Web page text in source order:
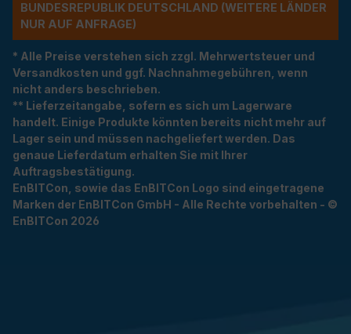
NDESREPUBLIK DEUTSCHLAND (WEITERE LÄNDER NU
R AUF ANFRAGE)
* Alle Preise verstehen sich zzgl. Mehrwertsteuer und
Versandkosten und ggf. Nachnahmegebühren, wenn
nicht anders beschrieben.
** Lieferzeitangabe, sofern es sich um Lagerware
handelt. Einige Produkte könnten bereits nicht mehr auf
Lager sein und müssen nachgeliefert werden. Das
genaue Lieferdatum erhalten Sie mit Ihrer
Auftragsbestätigung.
EnBITCon, sowie das EnBITCon Logo sind eingetragene
Marken der EnBITCon GmbH - Alle Rechte vorbehalten - ©
EnBITCon 2026